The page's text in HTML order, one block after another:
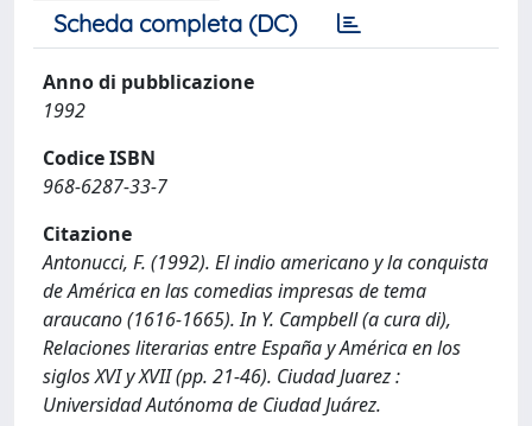
Scheda completa (DC)
Anno di pubblicazione
1992
Codice ISBN
968-6287-33-7
Citazione
Antonucci, F. (1992). El indio americano y la conquista
de América en las comedias impresas de tema
araucano (1616-1665). In Y. Campbell (a cura di),
Relaciones literarias entre España y América en los
siglos XVI y XVII (pp. 21-46). Ciudad Juarez :
Universidad Autónoma de Ciudad Juárez.